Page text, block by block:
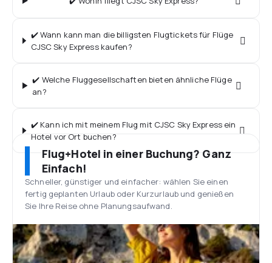
✔️ Wann kann man die billigsten Flugtickets für Flüge
CJSC Sky Express kaufen?
✔️ Welche Fluggesellschaften bieten ähnliche Flüge
an?
✔️ Kann ich mit meinem Flug mit CJSC Sky Express ein
Hotel vor Ort buchen?
Flug+Hotel in einer Buchung? Ganz
Einfach!
Schneller, günstiger und einfacher: wählen Sie einen
fertig geplanten Urlaub oder Kurzurlaub und genießen
Sie Ihre Reise ohne Planungsaufwand.